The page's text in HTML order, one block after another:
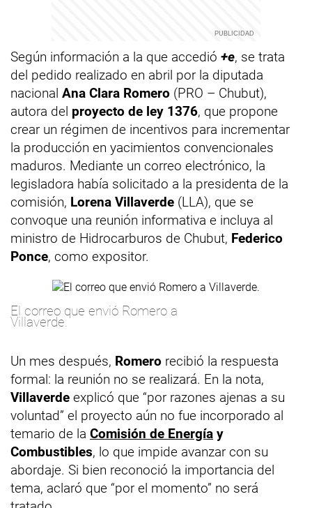
Según información a la que accedió +e, se trata
del pedido realizado en abril por la diputada
nacional Ana Clara Romero (PRO – Chubut),
autora del proyecto de ley 1376, que propone
crear un régimen de incentivos para incrementar
la producción en yacimientos convencionales
maduros. Mediante un correo electrónico, la
legisladora había solicitado a la presidenta de la
comisión, Lorena Villaverde (LLA), que se
convoque una reunión informativa e incluya al
ministro de Hidrocarburos de Chubut, Federico
Ponce, como expositor.
El correo que envió Romero a
Villaverde.
Un mes después, Romero recibió la respuesta
formal: la reunión no se realizará. En la nota,
Villaverde explicó que “por razones ajenas a su
voluntad” el proyecto aún no fue incorporado al
temario de la Comisión de Energía y
Combustibles, lo que impide avanzar con su
abordaje. Si bien reconoció la importancia del
tema, aclaró que “por el momento” no será